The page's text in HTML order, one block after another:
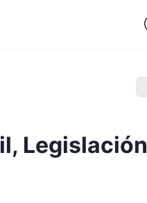
Legislación